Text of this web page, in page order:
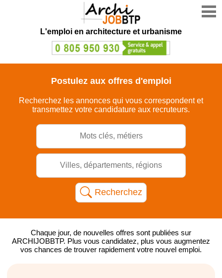
L'emploi en architecture et urbanisme
Postulez aux offres d'emploi
Recherchez les annonces qui vous correspondent et
transmettez votre candidature aux recruteurs.
Recherchez
Chaque jour, de nouvelles offres sont publiées sur
ARCHIJOBBTP. Plus vous candidatez, plus vous augmentez
vos chances de trouver rapidement votre nouvel emploi.